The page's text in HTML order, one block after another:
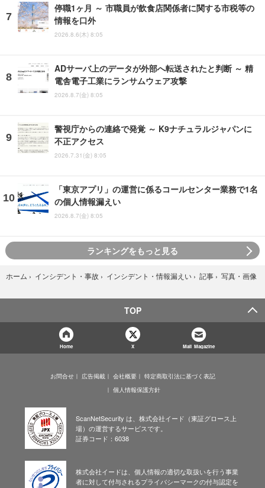
停職1ヶ月 ～ 市職員が飲食店関係者に関する市税等の
情報を口外
2026.8.6(木) 8:05
ADサーバ上のデータが外部へ転送されたと判断 ～ 精
電舎電子工業にランサムウェア攻撃
2026.8.7(金) 8:05
警視庁からの連絡で発覚 ～ K9ナチュラルジャパンに
不正アクセス
2026.7.31(金) 8:05
「東京アプリ」の運営に係るコールセンター業務で1名
の個人情報漏えい
2026.8.7(金) 8:05
ランキングをもっと見る
ホーム › インシデント・事故 › インシデント・情報漏えい › 記事 › 写真・画像
TOP
Home X Mail Magazine
お問合せ 広告掲載 会社概要
特定商取引法に基づく表記
個人情報保護方針
ScanNetSecurity は、株式会社イード（東証グロース上
場）の運営するサービスです。
証券コード：6038
株式会社イードは、個人情報の適切な取扱いを行う事業
者に対して付与されるプライバシーマークの付与認定を